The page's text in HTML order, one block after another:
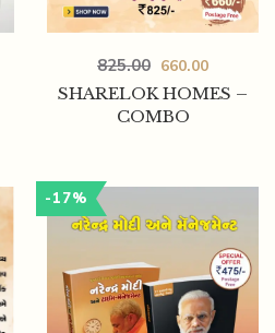
SHARELOK HOMES –
COMBO
825.00 660.00
-17%